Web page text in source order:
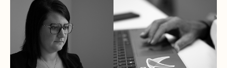
Commerce Service Client